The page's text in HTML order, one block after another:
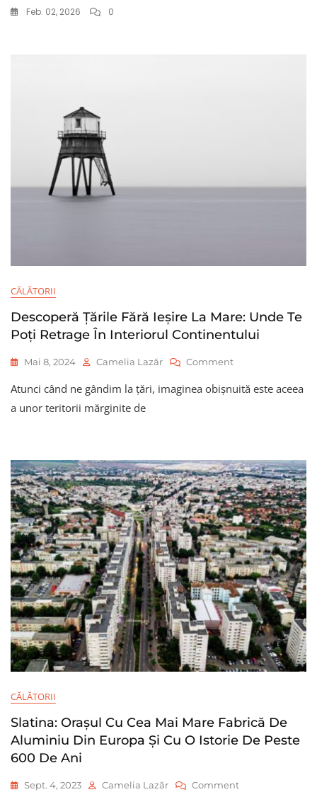
Feb. 02, 2026 0
CĂLĂTORII
Descoperă Ţările Fără Ieșire La Mare: Unde Te
Poți Retrage În Interiorul Continentului
Mai 8, 2024 Camelia Lazăr CommentOn
Ţările
Unde
Te
Poți
Retrage
În
Interiorul
Continentului
Atunci când ne gândim la ţări, imaginea obișnuită este aceea
a unor teritorii mărginite de
CĂLĂTORII
Slatina: Orașul Cu Cea Mai Mare Fabrică De
Aluminiu Din Europa Și Cu O Istorie De Peste
600 De Ani
Sept. 4, 2023 Camelia Lazăr CommentOn